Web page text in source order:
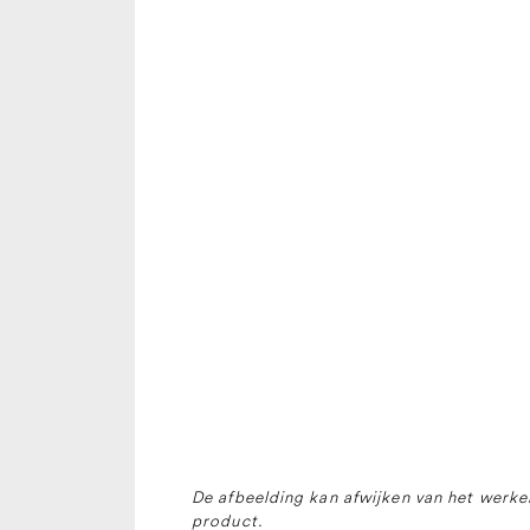
De afbeelding kan afwijken van het
product.